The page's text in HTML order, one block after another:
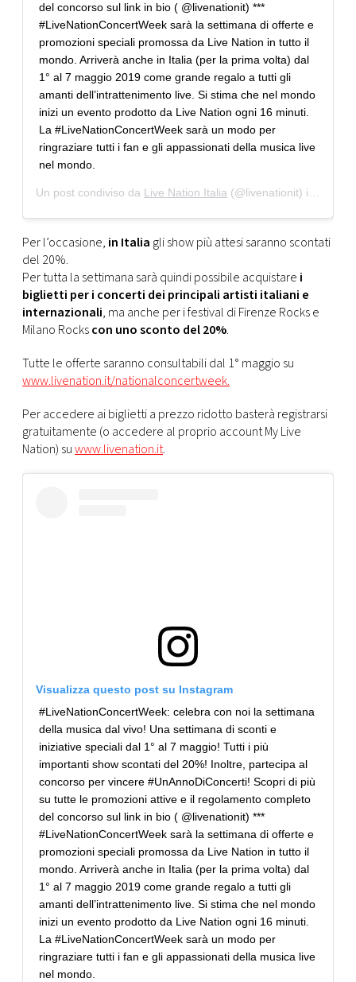
del concorso sul link in bio ( @livenationit) ***
#LiveNationConcertWeek sarà la settimana di offerte e
promozioni speciali promossa da Live Nation in tutto il
mondo. Arriverà anche in Italia (per la prima volta) dal
1° al 7 maggio 2019 come grande regalo a tutti gli
amanti dell’intrattenimento live. Si stima che nel mondo
inizi un evento prodotto da Live Nation ogni 16 minuti.
La #LiveNationConcertWeek sarà un modo per
ringraziare tutti i fan e gli appassionati della musica live
nel mondo.
Un post condiviso da Live Nation Italia (@livenationit) in data:
Per l’occasione, in Italia gli show più attesi saranno scontati
del 20%.
Per tutta la settimana sarà quindi possibile acquistare i
biglietti per i concerti dei principali artisti italiani e
internazionali, ma anche per i festival di Firenze Rocks e
Milano Rockscon uno sconto del 20%.
Tutte le offerte saranno consultabili dal 1° maggio su
www.livenation.it/nationalconcertweek.
Per accedere ai biglietti a prezzo ridotto basterà registrarsi
gratuitamente (o accedere al proprio account My Live
Nation) suwww.livenation.it.
Visualizza questo post su Instagram
#LiveNationConcertWeek: celebra con noi la settimana
della musica dal vivo! Una settimana di sconti e
iniziative speciali dal 1° al 7 maggio! Tutti i più
importanti show scontati del 20%! Inoltre, partecipa al
concorso per vincere #UnAnnoDiConcerti! Scopri di più
su tutte le promozioni attive e il regolamento completo
del concorso sul link in bio ( @livenationit) ***
#LiveNationConcertWeek sarà la settimana di offerte e
promozioni speciali promossa da Live Nation in tutto il
mondo. Arriverà anche in Italia (per la prima volta) dal
1° al 7 maggio 2019 come grande regalo a tutti gli
amanti dell’intrattenimento live. Si stima che nel mondo
inizi un evento prodotto da Live Nation ogni 16 minuti.
La #LiveNationConcertWeek sarà un modo per
ringraziare tutti i fan e gli appassionati della musica live
nel mondo.